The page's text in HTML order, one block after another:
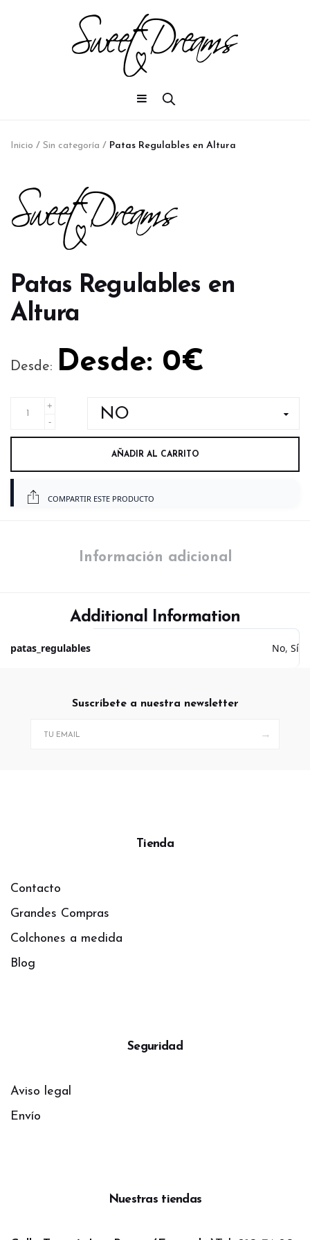
Inicio / Sin categoría / Patas Regulables en Altura
Patas Regulables en
Altura
Desde: Desde: 0€
AÑADIR AL CARRITO
COMPARTIR ESTE PRODUCTO
Información adicional
Additional Information
patas_regulables No, Sí
Suscríbete a nuestra newsletter
→
Tienda
Contacto
Grandes Compras
Colchones a medida
Blog
Seguridad
Aviso legal
Envío
Nuestras tiendas